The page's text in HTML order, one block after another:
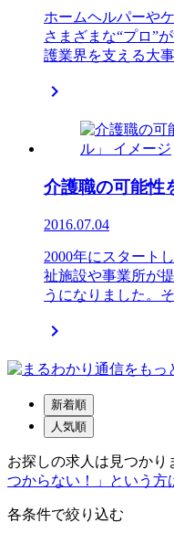
ホームヘルパーや
さまざまな“プロ”
護業界を支える大

介護職の可能性
2016.07.04
2000年にスタート
祉施設や事業所が
うになりました。

新着順
人気順
お探しの求人は見つかり
つからない！」という方
各条件で絞り込む